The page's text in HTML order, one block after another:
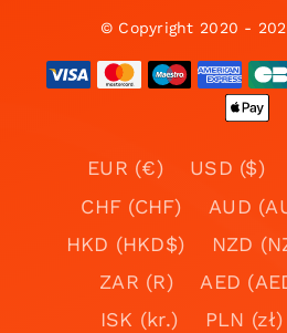
© Copyright 2020 -
EUR (€) USD ($)
CHF (CHF)
AUD
HKD (HKD$)
NZD
ZAR (R)
AED
ISK (kr.)
PLN (zł)